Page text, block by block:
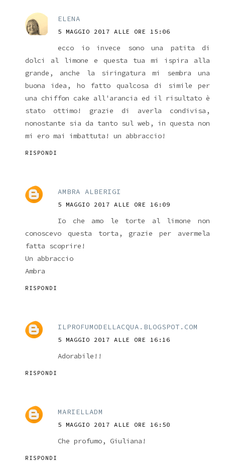
ELENA
5 MAGGIO 2017 ALLE ORE 15:06
ecco io invece sono una patita di
dolci al limone e questa tua mi ispira alla
grande, anche la siringatura mi sembra una
buona idea, ho fatto qualcosa di simile per
una chiffon cake all'arancia ed il risultato è
stato ottimo! grazie di averla condivisa,
nonostante sia da tanto sul web, in questa non
mi ero mai imbattuta! un abbraccio!
RISPONDI
AMBRA ALBERIGI
5 MAGGIO 2017 ALLE ORE 16:09
Io che amo le torte al limone non
conoscevo questa torta, grazie per avermela
fatta scoprire!
Un abbraccio
Ambra
RISPONDI
ILPROFUMODELLACQUA.BLOGSPOT.COM
5 MAGGIO 2017 ALLE ORE 16:16
Adorabile!!
RISPONDI
MARIELLADM
5 MAGGIO 2017 ALLE ORE 16:50
Che profumo, Giuliana!
RISPONDI